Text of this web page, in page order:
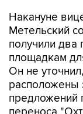
Накануне
Метельский
получили два
площадкам
Он не
расположены
предложений